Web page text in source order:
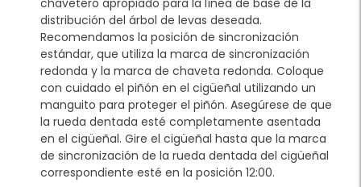
chavetero apropiado para la línea de base de la
distribución del árbol de levas deseada.
Recomendamos la posición de sincronización
estándar, que utiliza la marca de sincronización
redonda y la marca de chaveta redonda. Coloque
con cuidado el piñón en el cigüeñal utilizando un
manguito para proteger el piñón. Asegúrese de que
la rueda dentada esté completamente asentada
en el cigüeñal. Gire el cigüeñal hasta que la marca
de sincronización de la rueda dentada del cigüeñal
correspondiente esté en la posición 12:00.